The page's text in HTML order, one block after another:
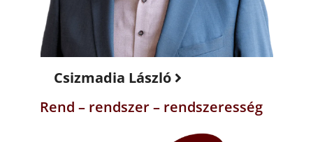
Csizmadia László
Rend – rendszer – rendszeresség